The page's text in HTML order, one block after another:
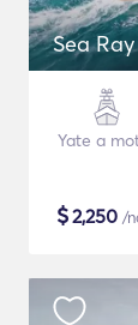
Sea
Yate a
$2,250 /